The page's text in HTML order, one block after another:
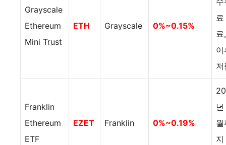
Grayscale
Ethereum
Mini Trust
ETH Grayscale 0%~0.15%
료,
이
저
Franklin
Ethereum
ETF
EZET Franklin 0%~0.19%
년
월